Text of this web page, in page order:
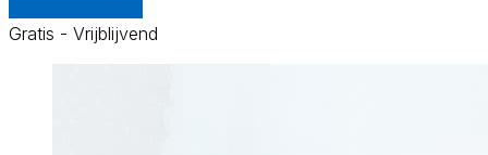
Gratis - Vrijblijvend